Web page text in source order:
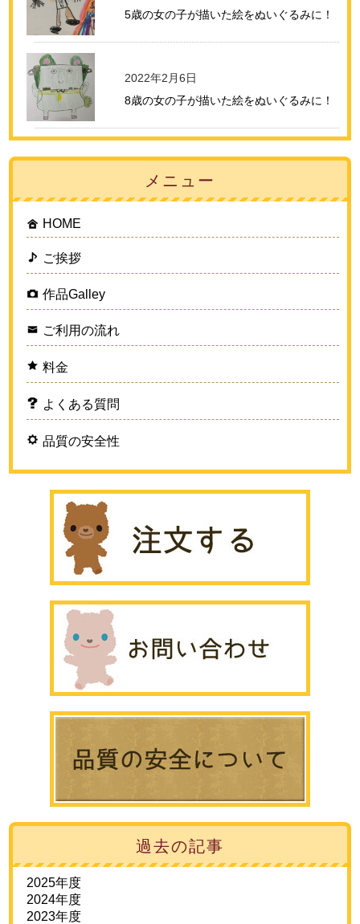
5歳の女の子が描いた絵をぬいぐるみに！
2022年2月6日
8歳の女の子が描いた絵をぬいぐるみに！
メニュー
HOME
ご挨拶
作品Galley
ご利用の流れ
料金
よくある質問
品質の安全性
過去の記事
2025年度
2024年度
2023年度